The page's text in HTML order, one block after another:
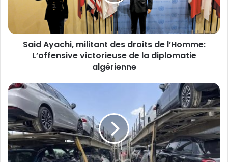
Said Ayachi, militant des droits de l’Homme:
L’offensive victorieuse de la diplomatie
algérienne